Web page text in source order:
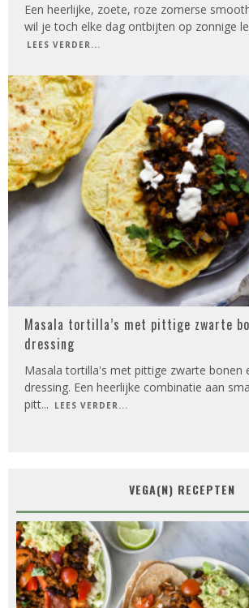
Een heerlijke, zoete, roze zomerse
wil je toch elke dag ontbijten op zonnige
LEES VERDER...
Masala tortilla’s met pittige zwarte
dressing
Masala tortilla's met pittige zwarte bonen
dressing. Een heerlijke combinatie aan
pitt... LEES VERDER...
VEGA(N) RECEPTEN